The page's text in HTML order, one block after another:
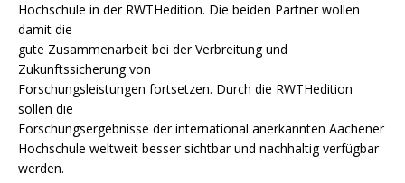
Hochschule in der RWTHedition. Die beiden Partner wollen
damit die
gute Zusammenarbeit bei der Verbreitung und
Zukunftssicherung von
Forschungsleistungen fortsetzen. Durch die RWTHedition
sollen die
Forschungsergebnisse der international anerkannten Aachener
Hochschule weltweit besser sichtbar und nachhaltig verfügbar
werden.